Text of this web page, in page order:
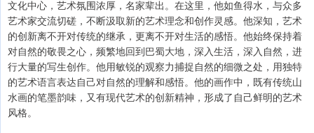
文化中心，艺术氛围浓厚，名家辈出。在这里，他如鱼得水，与众多
艺术家交流切磋，不断汲取新的艺术理念和创作灵感。他深知，艺术
的创新离不开对传统的继承，更离不开对生活的感悟。他始终保持着
对自然的敬畏之心，频繁地回到巴蜀大地，深入生活，深入自然，进
行大量的写生创作。他用敏锐的观察力捕捉自然的细微之处，用独特
的艺术语言表达自己对自然的理解和感悟。他的画作中，既有传统山
水画的笔墨韵味，又有现代艺术的创新精神，形成了自己鲜明的艺术
风格。